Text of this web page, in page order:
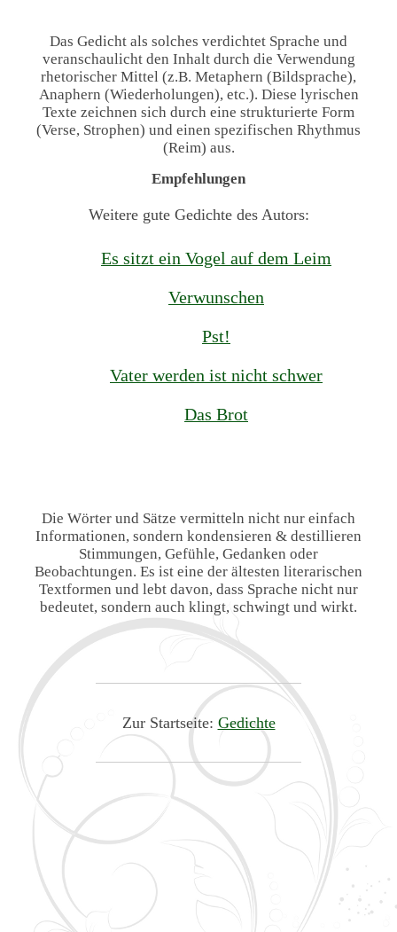
Das Gedicht als solches verdichtet Sprache und
veranschaulicht den Inhalt durch die Verwendung
rhetorischer Mittel (z.B. Metaphern (Bildsprache),
Anaphern (Wiederholungen), etc.). Diese lyrischen
Texte zeichnen sich durch eine strukturierte Form
(Verse, Strophen) und einen spezifischen Rhythmus
(Reim) aus.
Empfehlungen
Weitere gute Gedichte des Autors:
Es sitzt ein Vogel auf dem Leim
Verwunschen
Pst!
Vater werden ist nicht schwer
Das Brot
Die Wörter und Sätze vermitteln nicht nur einfach
Informationen, sondern kondensieren & destillieren
Stimmungen, Gefühle, Gedanken oder
Beobachtungen. Es ist eine der ältesten literarischen
Textformen und lebt davon, dass Sprache nicht nur
bedeutet, sondern auch klingt, schwingt und wirkt.
Zur Startseite: Gedichte